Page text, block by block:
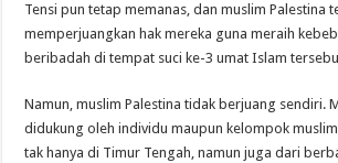
Tensi pun tetap memanas, dan muslim Palestina
memperjuangkan hak mereka guna meraih
beribadah di tempat suci ke-3 umat Islam
Namun, muslim Palestina tidak berjuang sendiri.
didukung oleh individu maupun kelompok
tak hanya di Timur Tengah, namun juga dari